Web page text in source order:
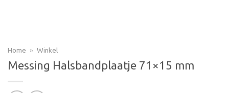
Home » Winkel
Messing Halsbandplaatje 71×15 mm